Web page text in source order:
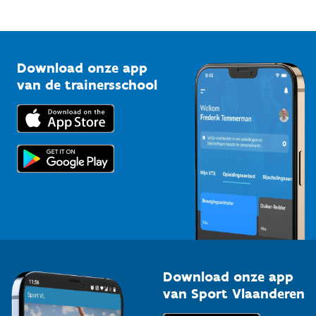
Bedrijven
Trainers en begeleiders
Topsporters
Vlaamse Trainersschool
Kennisplatform
Downloads
Voor de pers
Download onze app
van de trainersschool
Download onze app
van Sport Vlaanderen